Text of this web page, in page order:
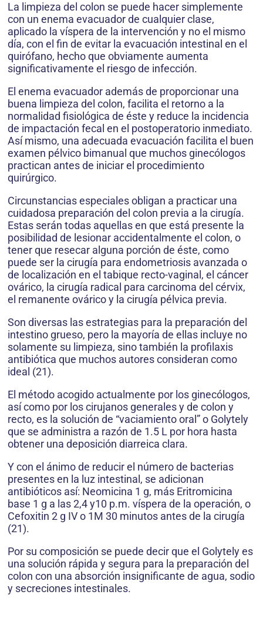
La limpieza del colon se puede hacer simplemente
con un enema evacuador de cualquier clase,
aplicado la víspera de la intervención y no el mismo
día, con el fin de evitar la evacuación intestinal en el
quirófano, hecho que obviamente aumenta
significativamente el riesgo de infección.
El enema evacuador además de proporcionar una
buena limpieza del colon, facilita el retorno a la
normalidad fisiológica de éste y reduce la incidencia
de impactación fecal en el postoperatorio inmediato.
Así mismo, una adecuada evacuación facilita el buen
examen pélvico bimanual que muchos ginecólogos
practican antes de iniciar el procedimiento
quirúrgico.
Circunstancias especiales obligan a practicar una
cuidadosa preparación del colon previa a la cirugía.
Estas serán todas aquellas en que está presente la
posibilidad de lesionar accidentalmente el colon, o
tener que resecar alguna porción de éste, como
puede ser la cirugía para endometriosis avanzada o
de localización en el tabique recto-vaginal, el cáncer
ovárico, la cirugía radical para carcinoma del cérvix,
el remanente ovárico y la cirugía pélvica previa.
Son diversas las estrategias para la preparación del
intestino grueso, pero la mayoría de ellas incluye no
solamente su limpieza, sino también la profilaxis
antibiótica que muchos autores consideran como
ideal (21).
El método acogido actualmente por los ginecólogos,
así como por los cirujanos generales y de colon y
recto, es la solución de “vaciamiento oral” o Golytely
que se administra a razón de 1.5 L por hora hasta
obtener una deposición diarreica clara.
Y con el ánimo de reducir el número de bacterias
presentes en la luz intestinal, se adicionan
antibióticos así: Neomicina 1 g, más Eritromicina
base 1 g a las 2,4 y10 p.m. víspera de la operación, o
Cefoxitin 2 g IV o 1M 30 minutos antes de la cirugía
(21).
Por su composición se puede decir que el Golytely es
una solución rápida y segura para la preparación del
colon con una absorción insignificante de agua, sodio
y secreciones intestinales.